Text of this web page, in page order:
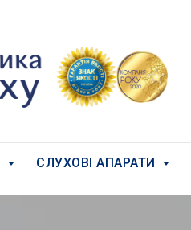
СЛУХОВІ АПАРАТИ